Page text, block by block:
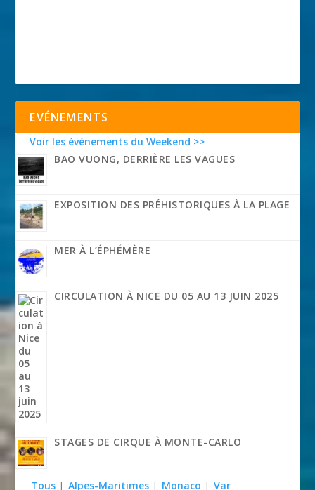
EVÉNEMENTS
Voir les événements du Weekend >>
BAO VUONG, DERRIÈRE LES VAGUES
EXPOSITION DES PRÉHISTORIQUES À LA PLAGE
MER À L’ÉPHÉMÈRE
CIRCULATION À NICE DU 05 AU 13 JUIN 2025
STAGES DE CIRQUE À MONTE-CARLO
Tous | Alpes-Maritimes | Monaco | Var